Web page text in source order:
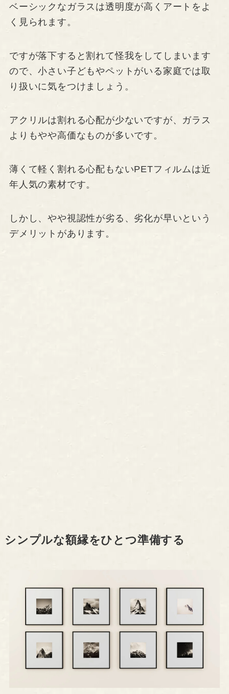
ベーシックなガラスは透明度が高くアートをよ
く見られます。
ですが落下すると割れて怪我をしてしまいます
ので、小さい子どもやペットがいる家庭では取
り扱いに気をつけましょう。
アクリルは割れる心配が少ないですが、ガラス
よりもやや高価なものが多いです。
薄くて軽く割れる心配もないPETフィルムは近
年人気の素材です。
しかし、やや視認性が劣る、劣化が早いという
デメリットがあります。
シンプルな額縁をひとつ準備する